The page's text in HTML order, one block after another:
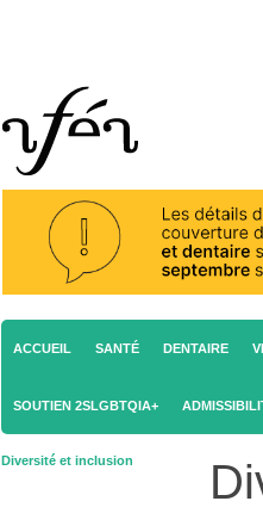
ACCUEIL SANTÉ DENTAIRE
SOUTIEN 2SLGBTQIA+
Diversité et inclusion